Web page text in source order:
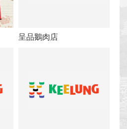
呈品鵝肉店